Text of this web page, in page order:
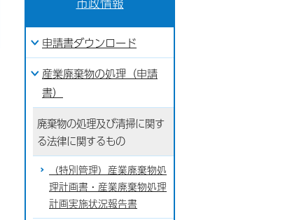
申請書ダウンロード
産業廃棄物の処理（申請
書）
廃棄物の処理及び清掃に関す
る法律に関するもの
（特別管理）産業廃棄物処
理計画書・産業廃棄物処理
計画実施状況報告書